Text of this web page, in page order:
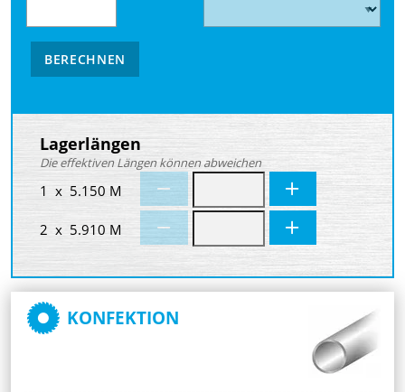
BERECHNEN
Lagerlängen
Die effektiven Längen können abweichen
1 x 5.150 M
2 x 5.910 M
KONFEKTION